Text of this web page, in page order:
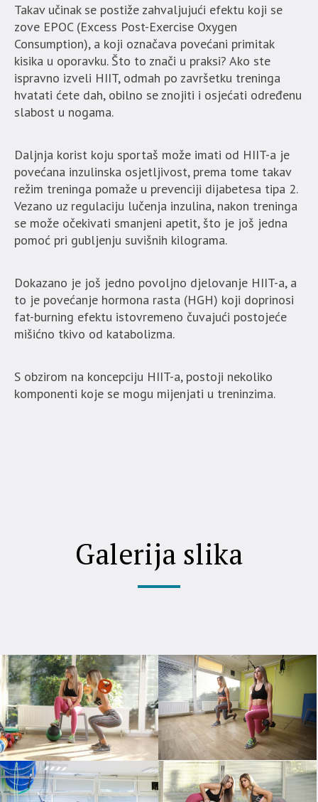
Takav učinak se postiže zahvaljujući efektu koji se
zove EPOC (Excess Post-Exercise Oxygen
Consumption), a koji označava povećani primitak
kisika u oporavku. Što to znači u praksi? Ako ste
ispravno izveli HIIT, odmah po završetku treninga
hvatati ćete dah, obilno se znojiti i osjećati određenu
slabost u nogama.
Daljnja korist koju sportaš može imati od HIIT-a je
povećana inzulinska osjetljivost, prema tome takav
režim treninga pomaže u prevenciji dijabetesa tipa 2.
Vezano uz regulaciju lučenja inzulina, nakon treninga
se može očekivati smanjeni apetit, što je još jedna
pomoć pri gubljenju suvišnih kilograma.
Dokazano je još jedno povoljno djelovanje HIIT-a, a
to je povećanje hormona rasta (HGH) koji doprinosi
fat-burning efektu istovremeno čuvajući postojeće
mišićno tkivo od katabolizma.
S obzirom na koncepciju HIIT-a, postoji nekoliko
komponenti koje se mogu mijenjati u treninzima.
Galerija slika